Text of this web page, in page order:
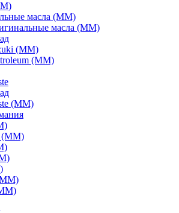
масла (ММ)
масла (ММ)
(ММ)
(ММ)
(ММ)
(ММ)